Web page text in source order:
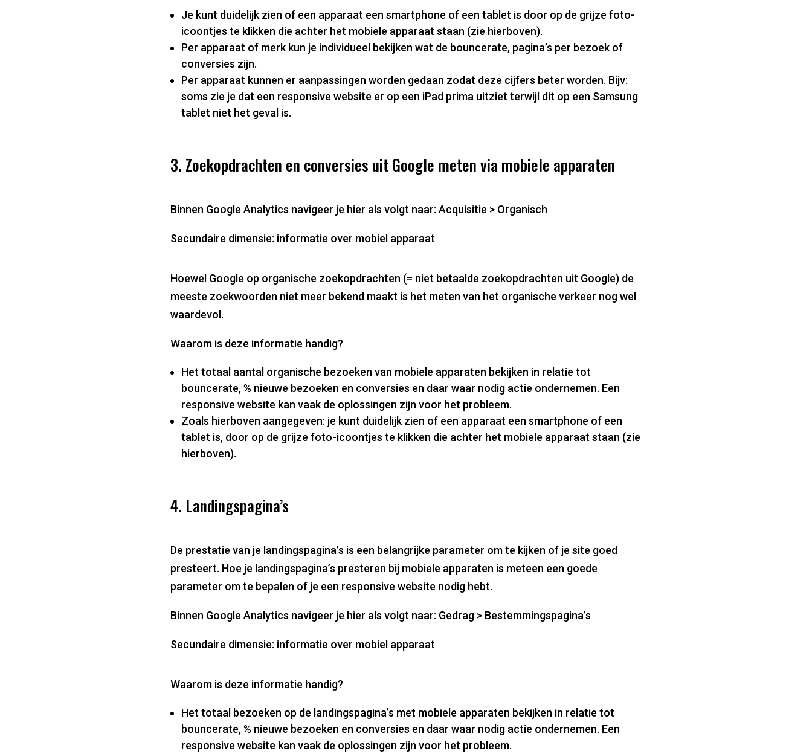
Je kunt duidelijk zien of een apparaat een smartphone of een tablet is door op de grijze foto-
icoontjes te klikken die achter het mobiele apparaat staan (zie hierboven).
Per apparaat of merk kun je individueel bekijken wat de bouncerate, pagina’s per bezoek of
conversies zijn.
Per apparaat kunnen er aanpassingen worden gedaan zodat deze cijfers beter worden. Bijv:
soms zie je dat een responsive website er op een iPad prima uitziet terwijl dit op een Samsung
tablet niet het geval is.
3. Zoekopdrachten en conversies uit Google meten via mobiele apparaten
Binnen Google Analytics navigeer je hier als volgt naar: Acquisitie > Organisch
Secundaire dimensie: informatie over mobiel apparaat
Hoewel Google op organische zoekopdrachten (= niet betaalde zoekopdrachten uit Google) de
meeste zoekwoorden niet meer bekend maakt is het meten van het organische verkeer nog wel
waardevol.
Waarom is deze informatie handig?
Het totaal aantal organische bezoeken van mobiele apparaten bekijken in relatie tot
bouncerate, % nieuwe bezoeken en conversies en daar waar nodig actie ondernemen. Een
responsive website kan vaak de oplossingen zijn voor het probleem.
Zoals hierboven aangegeven: je kunt duidelijk zien of een apparaat een smartphone of een
tablet is, door op de grijze foto-icoontjes te klikken die achter het mobiele apparaat staan (zie
hierboven).
4. Landingspagina’s
De prestatie van je landingspagina’s is een belangrijke parameter om te kijken of je site goed
presteert. Hoe je landingspagina’s presteren bij mobiele apparaten is meteen een goede
parameter om te bepalen of je een responsive website nodig hebt.
Binnen Google Analytics navigeer je hier als volgt naar: Gedrag > Bestemmingspagina’s
Secundaire dimensie: informatie over mobiel apparaat
Waarom is deze informatie handig?
Het totaal bezoeken op de landingspagina’s met mobiele apparaten bekijken in relatie tot
bouncerate, % nieuwe bezoeken en conversies en daar waar nodig actie ondernemen. Een
responsive website kan vaak de oplossingen zijn voor het probleem.